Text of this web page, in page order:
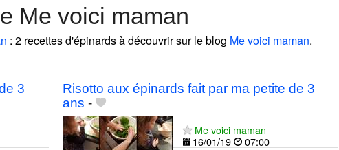
Me voici maman
: 2 recettes d'épinards à découvrir sur le blog Me voici maman.
3
Risotto aux épinards fait par ma petite de 3
ans -
Me voici maman
16/01/19
07:00